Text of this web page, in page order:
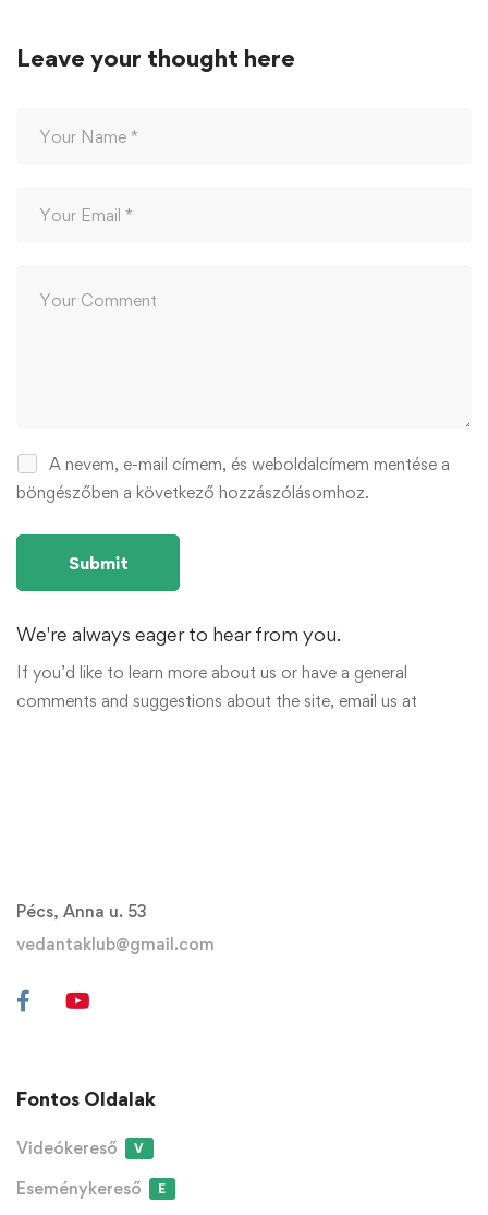
Leave your thought here
A nevem, e-mail címem, és weboldalcímem mentése a
böngészőben a következő hozzászólásomhoz.
We're always eager to hear from you.
If you’d like to learn more about us or have a general
comments and suggestions about the site, email us at
Pécs, Anna u. 53
vedantaklub@gmail.com
Fontos Oldalak
Videókereső V
Eseménykereső E